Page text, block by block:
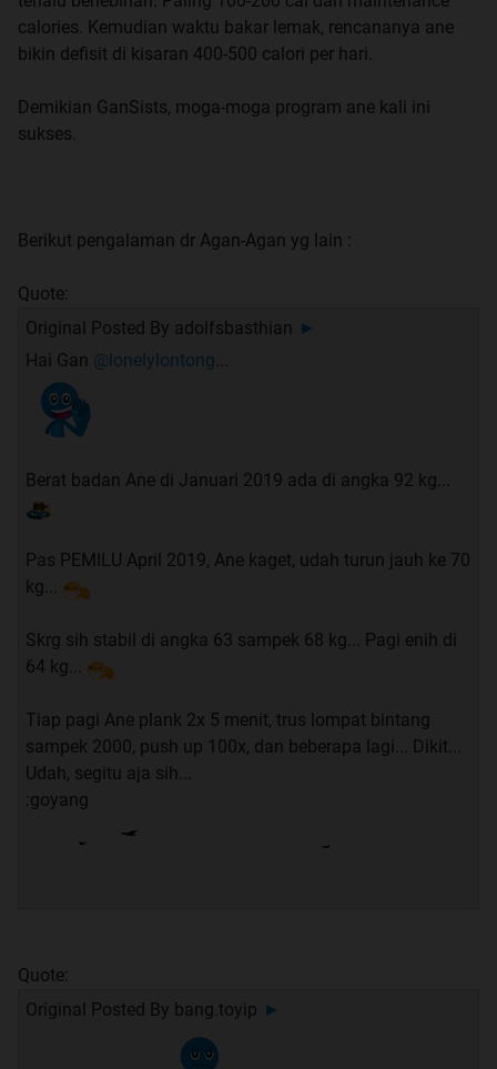
calories. Kemudian waktu bakar lemak, rencananya ane
bikin defisit di kisaran 400-500 calori per hari.
Demikian GanSists, moga-moga program ane kali ini
sukses.
Berikut pengalaman dr Agan-Agan yg lain :
Quote:
Original Posted By adolfsbasthian ►
Hai Gan @lonelylontong
Berat badan Ane di Januari 2019 ada di angka 92 kg...
Pas PEMILU April 2019, Ane kaget, udah turun jauh ke 70
kg...
Skrg sih stabil di angka 63 sampek 68 kg... Pagi enih di
64 kg...
Tiap pagi Ane plank 2x 5 menit, trus lompat bintang
sampek 2000, push up 100x, dan beberapa lagi... Dikit...
Udah, segitu aja sih...
:goyang
Quote:
Original Posted By bang.toyip ►